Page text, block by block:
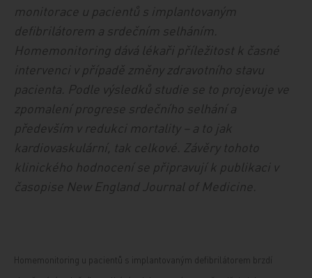
monitorace u pacientů s implantovaným
defibrilátorem a srdečním selháním.
Homemonitoring dává lékaři příležitost k časné
intervenci v případě změny zdravotního stavu
pacienta. Podle výsledků studie se to projevuje ve
zpomalení progrese srdečního selhání a
především v redukci mortality – a to jak
kardiovaskulární, tak celkové. Závěry tohoto
klinického hodnocení se připravují k publikaci v
časopise New England Journal of Medicine.
Homemonitoring u pacientů s implantovaným defibrilátorem brzdí